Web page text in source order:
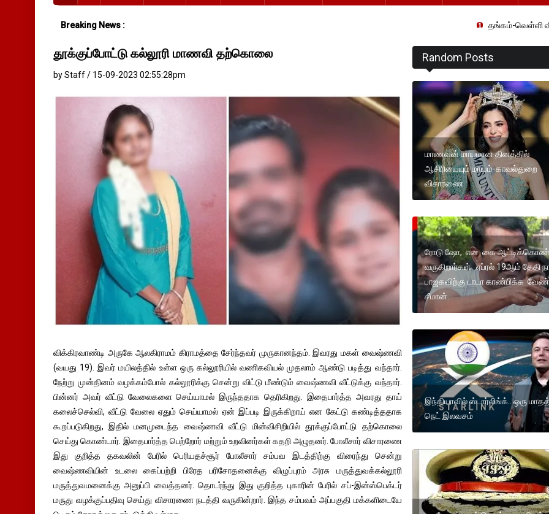
Breaking News : தங்கம்-வெள்ளி விலை
தூக்குப்போட்டு கல்லூரி மாணவி தற்கொலை
by Staff / 15-09-2023 02:55:28pm
விக்கிரவாண்டி அருகே ஆலகிராமம் கிராமத்தை சேர்ந்தவர் முருகானந்தம். இவரது மகள் வைஷ்ணவி
(வயது 19). இவர் மயிலத்தில் உள்ள ஒரு கல்லூரியில் வணிகவியல் முதலாம் ஆண்டு படித்து வந்தார்.
நேற்று முன்தினம் வழக்கம்போல் கல்லூரிக்கு சென்று விட்டு மீண்டும் வைஷ்ணவி வீட்டுக்கு வந்தார்.
பின்னர் அவர் வீட்டு வேலைகளை செய்யாமல் இருந்ததாக தெரிகிறது. இதைபார்த்த அவரது தாய்
கலைச்செல்வி, வீட்டு வேலை ஏதும் செய்யாமல் ஏன் இப்படி இருக்கிறாய் என கேட்டு கண்டித்ததாக
கூறப்படுகிறது, இதில் மனமுடைந்த வைஷ்ணவி வீட்டு மின்விசிறியில் தூக்குப்போட்டு தற்கொலை
செய்து கொண்டார். இதைபார்த்த பெற்றோர் மற்றும் உறவினர்கள் கதறி அழுதனர். போலீசார் விசாரணை
இது குறித்த தகவலின் பேரில் பெரியதச்சூர் போலீசார் சம்பவ இடத்திற்கு விரைந்து சென்று
வைஷ்ணவியின் உடலை கைப்பற்றி பிரேத பரிசோதனைக்கு விழுப்புரம் அரசு மருத்துவக்கல்லூரி
மருத்துவமனைக்கு அனுப்பி வைத்தனர். தொடர்ந்து இது குறித்த புகாரின் பேரில் சப்-இன்ஸ்பெக்டர்
மருது வழக்குப்பதிவு செய்து விசாரணை நடத்தி வருகின்றார். இந்த சம்பவம் அப்பகுதி மக்களிடையே
Random Posts
மாணவன் மாயமான தினத்தில்
ஆசிரியையும் மாயம்-காவல்துறை
விசாரணை
ரோடு ஷோ, என கை
வருகிறார்கள் ஏப்ரல் 19ஆம் தேதி
பாஜகவிற்கு டாடா காண்பிக்க
சீமான்.
இந்தியாவில் ஸ்டார்லிங்க்.. ஒரு
நெட் இலவசம்